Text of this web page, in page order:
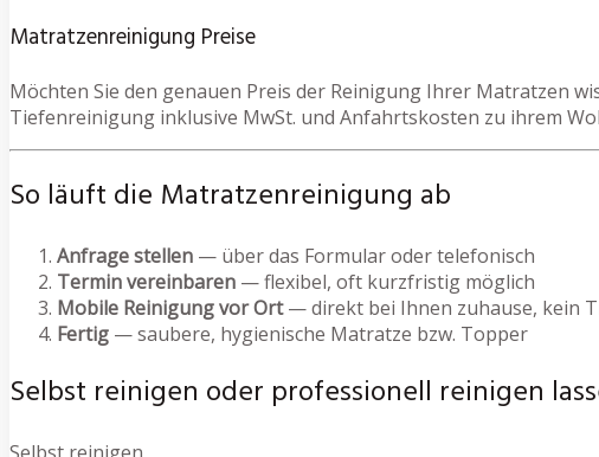
Matratzenreinigung Preise
Möchten Sie den genauen Preis der Reinigung Ihrer Matratzen
Tiefenreinigung inklusive MwSt. und Anfahrtskosten zu ihrem
So läuft die Matratzenreinigung ab
Anfrage stellen — über das Formular oder telefonisch
Termin vereinbaren — flexibel, oft kurzfristig möglich
Mobile Reinigung vor Ort— direkt bei Ihnen zuhause, kein
Fertig — saubere, hygienische Matratze bzw. Topper
Selbst reinigen oder professionell reinigen